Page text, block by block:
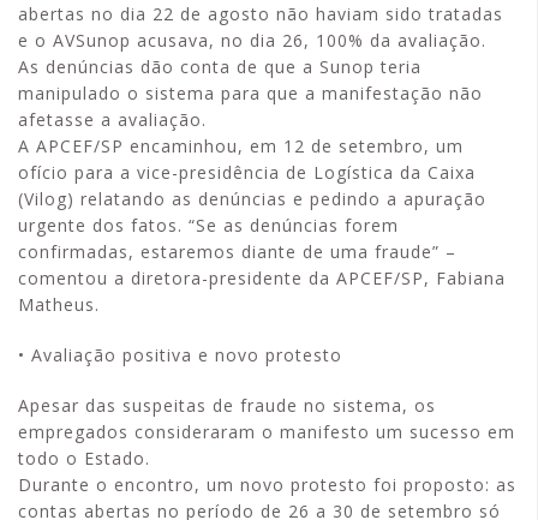
abertas no dia 22 de agosto não haviam sido tratadas
e o AVSunop acusava, no dia 26, 100% da avaliação.
As denúncias dão conta de que a Sunop teria
manipulado o sistema para que a manifestação não
afetasse a avaliação.
A APCEF/SP encaminhou, em 12 de setembro, um
ofício para a vice-presidência de Logística da Caixa
(Vilog) relatando as denúncias e pedindo a apuração
urgente dos fatos. “Se as denúncias forem
confirmadas, estaremos diante de uma fraude” –
comentou a diretora-presidente da APCEF/SP, Fabiana
Matheus.
• Avaliação positiva e novo protesto
Apesar das suspeitas de fraude no sistema, os
empregados consideraram o manifesto um sucesso em
todo o Estado.
Durante o encontro, um novo protesto foi proposto: as
contas abertas no período de 26 a 30 de setembro só